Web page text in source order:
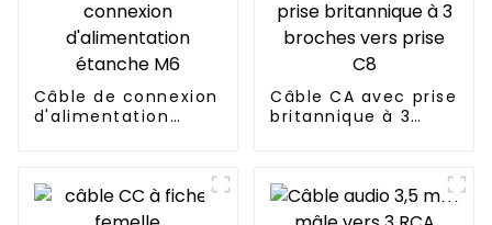
Câble de connexion
d'alimentation
Câble CA avec prise
britannique à 3